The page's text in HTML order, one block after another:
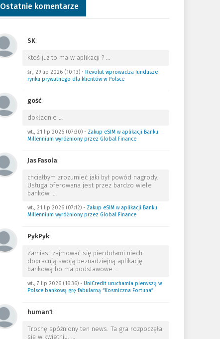
Ostatnie komentarze
SK:
Ktoś już to ma w aplikacji ? …
śr., 29 lip 2026 (10:13)• Revolut wprowadza fundusze
rynku prywatnego dla klientów w Polsce
gość:
dokładnie …
wt., 21 lip 2026 (07:30)• Zakup eSIM w aplikacji Banku
Millennium wyróżniony przez Global Finance
Jas Fasola:
chciałbym zrozumieć jaki był powód nagrody.
Usługa oferowana jest przez bardzo wiele
banków. …
wt., 21 lip 2026 (07:12)• Zakup eSIM w aplikacji Banku
Millennium wyróżniony przez Global Finance
PykPyk:
Zamiast zajmować się pierdołami niech
dopracują swoją beznadziejną aplikację
bankową bo ma podstawowe …
wt., 7 lip 2026 (16:36)• UniCredit uruchamia pierwszą w
Polsce bankową grę fabularną “Kosmiczna Fortuna”
human1:
Trochę spóźniony ten news. Ta gra rozpoczęła
się w kwietniu. …